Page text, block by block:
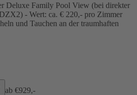
Deluxe Family Pool View (bei direkter
- Wert: ca. € 220,- pro Zimmer
und Tauchen an der traumhaften
ab €929,-